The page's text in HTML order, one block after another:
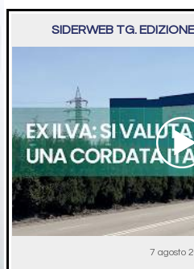
SIDERWEB TG.
7 agosto